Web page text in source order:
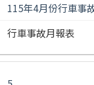
115年4月份行車事
行車事故月報表